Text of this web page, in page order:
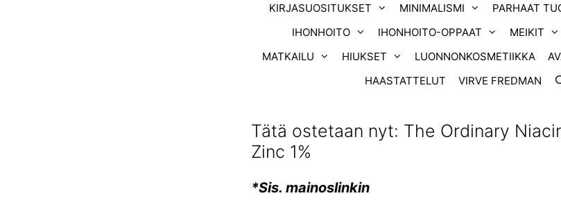
KIRJASUOSITUKSET MINIMALISMI PARHAAT
IHONHOITO
IHONHOITO-OPPAAT MEIKIT
MATKAILU
HIUKSET LUONNONKOSMETIIKKA
HAASTATTELUT
VIRVE FREDMAN
Tätä ostetaan nyt: The Ordinary
Zinc 1%
*Sis. mainoslinkin